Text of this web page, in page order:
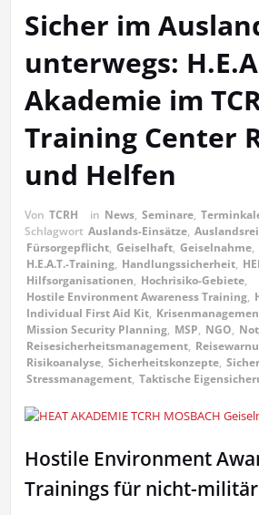
Sicher im
unterwegs:
Akademie im
Training Center
und Helfen
Von TCRH in News, Seminare,
Schlagwort Auslands-Einsätze,
Fürsorgepflicht, Geiselhaft, Geiselnahme,
H.E.A.T.-Training, Handlungssicherheit,
Hilfsorganisationen, Hochrisiko-Gebiete,
Hostile Environment Awareness Training,
Individual First Aid Kit,
Mission Security Planning, MSP, NGO,
Reisesicherheitsmanagement,
Risikoanalyse, Sicherheitskonzepte,
Stressmanagement, Taktische
Hostile Environment
Trainings für nicht-